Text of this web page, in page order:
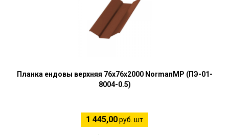
Планка ендовы верхняя 76х76х2000 NormanMP (ПЭ-01-
8004-0.5)
1 445,00руб. шт